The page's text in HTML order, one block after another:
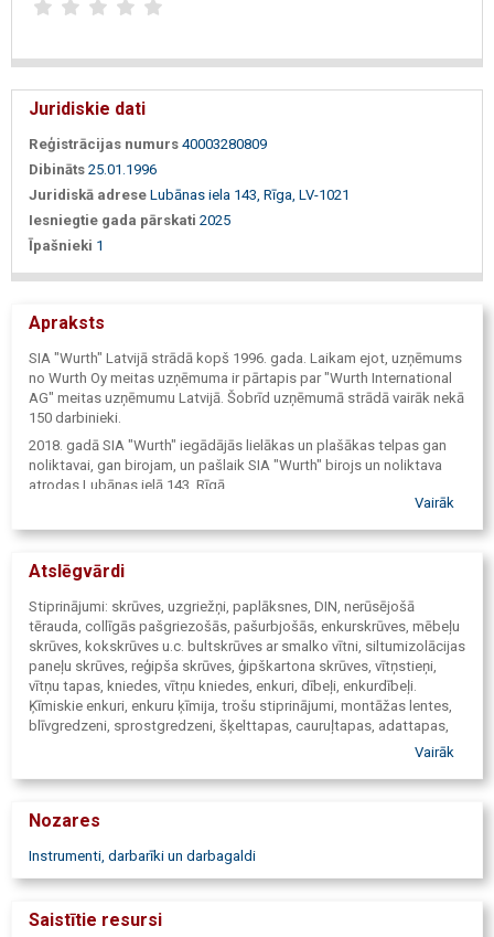
Juridiskie dati
Reģistrācijas numurs 40003280809
Dibināts 25.01.1996
Juridiskā adrese Lubānas iela 143, Rīga, LV-1021
Iesniegtie gada pārskati 2025
Īpašnieki 1
Apraksts
SIA "Wurth" Latvijā strādā kopš 1996. gada. Laikam ejot, uzņēmums
no Wurth Oy meitas uzņēmuma ir pārtapis par "Wurth International
AG" meitas uzņēmumu Latvijā. Šobrīd uzņēmumā strādā vairāk nekā
150 darbinieki.
2018. gadā SIA "Wurth" iegādājās lielākas un plašākas telpas gan
noliktavai, gan birojam, un pašlaik SIA "Wurth" birojs un noliktava
atrodas Lubānas ielā 143, Rīgā.
Tāpat visā Latvijā ir vairāk nekā 28 tirdzniecības pārstāvniecības un
40 tehniskie konsultanti, kuri strādā visos Latvijas reģionos un
Kopš 2023. gada saimnieciskās darbības veicējiem pieejams E-
VEIKALS. Pateicoties "Wurth" nezūdošajai kvalitātei un augstajam
klientu apkalpošanas servisam, mūsu klientu skaits ir augošs.
Vairāk
Atslēgvārdi
Stiprinājumi: skrūves, uzgriežņi, paplāksnes, DIN, nerūsējošā
tērauda, collīgās pašgriezošās, pašurbjošās, enkurskrūves, mēbeļu
skrūves, kokskrūves u.c. bultskrūves ar smalko vītni, siltumizolācijas
paneļu skrūves, reģipša skrūves, ģipškartona skrūves, vītņstieņi,
vītņu tapas, kniedes, vītņu kniedes, enkuri, dībeļi, enkurdībeļi.
Ķīmiskie enkuri, enkuru ķīmija, trošu stiprinājumi, montāžas lentes,
blīvgredzeni, sprostgredzeni, šķelttapas, cauruļtapas, adattapas,
profili, skavas, cauruļskavas, cauruļvadu stiprinājumi, sprinkleru
iekārtas, dimanta urbšanas instrumenti, lāzera mērinstrumenti.
autospuldzes, bākugunis, akumulatoru spailes, balansējamie
pulēšanas pastas, autošampūni, motora blīvēšanas silikoni,
hermētiķi. Griezējdiski, slīpdiski, abrazīvie diski, dimanta
kroņurbji, vītņurbji, SDS urbji, punktmetināšanas urbji, vītņgrieži,
Vairāk
Nozares
Instrumenti, darbarīki un darbagaldi
Saistītie resursi